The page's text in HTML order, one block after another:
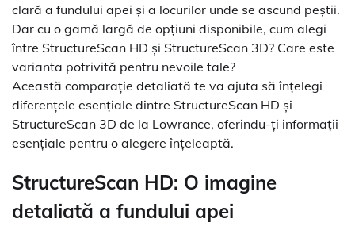
clară a fundului apei și a locurilor unde se ascund peștii.
Dar cu o gamă largă de opțiuni disponibile, cum alegi
între StructureScan HD și StructureScan 3D? Care este
varianta potrivită pentru nevoile tale?
Această comparație detaliată te va ajuta să înțelegi
diferențele esențiale dintre StructureScan HD și
StructureScan 3D de la Lowrance, oferindu-ți informații
esențiale pentru o alegere înțeleaptă.
StructureScan HD: O imagine
detaliată a fundului apei